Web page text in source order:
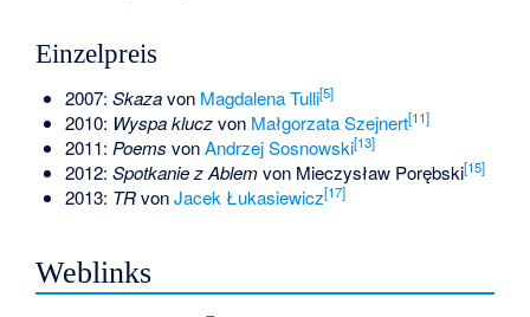
Einzelpreis
2007: Skazavon Magdalena Tulli[5]
2010: Wyspa kluczvon Małgorzata Szejnert[11]
2011: Poems vonAndrzej Sosnowski[13]
2012: Spotkanie z Ablem von Mieczysław Porębski[15]
2013: TRvonJacek Łukasiewicz[17]
Weblinks